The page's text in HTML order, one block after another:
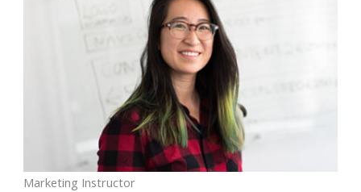
Marketing Instructor